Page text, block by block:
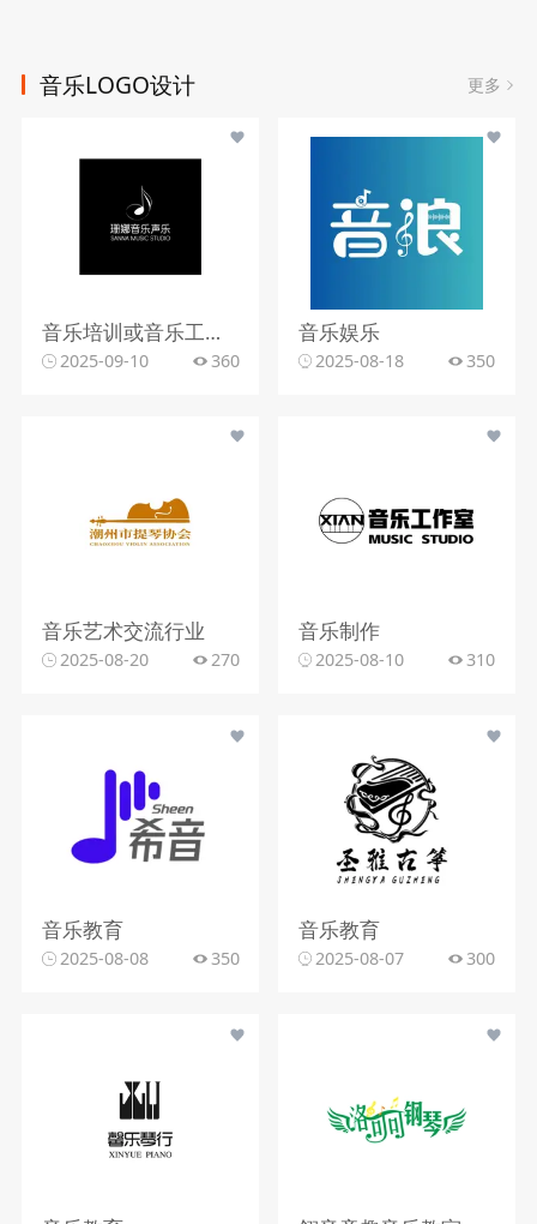
音乐LOGO设计 更多
音乐培训或音乐工作室行业
2025-09-10 360
音乐娱乐
2025-08-18 350
音乐艺术交流行业
2025-08-20 270
音乐制作
2025-08-10 310
音乐教育
2025-08-08 350
音乐教育
2025-08-07 300